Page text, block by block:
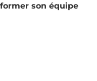
son équipe